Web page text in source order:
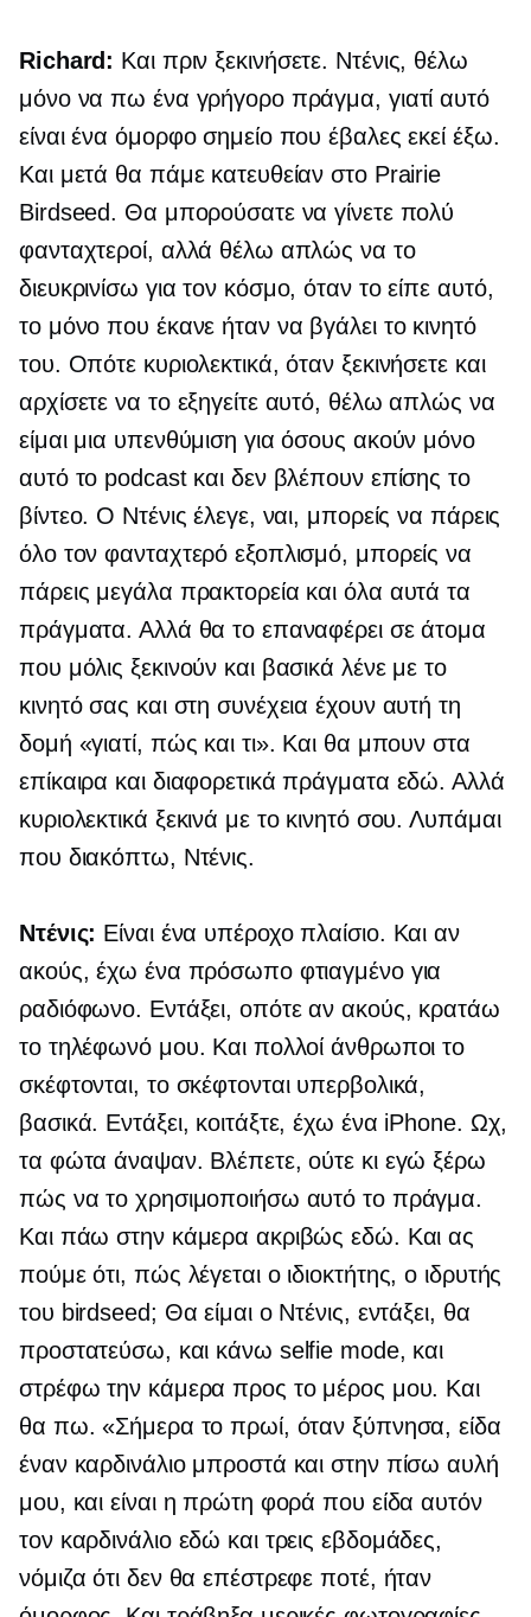
Richard: Και πριν ξεκινήσετε. Ντένις, θέλω
μόνο να πω ένα γρήγορο πράγμα, γιατί αυτό
είναι ένα όμορφο σημείο που έβαλες εκεί έξω.
Και μετά θα πάμε κατευθείαν στο Prairie
Birdseed. Θα μπορούσατε να γίνετε πολύ
φανταχτεροί, αλλά θέλω απλώς να το
διευκρινίσω για τον κόσμο, όταν το είπε αυτό,
το μόνο που έκανε ήταν να βγάλει το κινητό
του. Οπότε κυριολεκτικά, όταν ξεκινήσετε και
αρχίσετε να το εξηγείτε αυτό, θέλω απλώς να
είμαι μια υπενθύμιση για όσους ακούν μόνο
αυτό το podcast και δεν βλέπουν επίσης το
βίντεο. Ο Ντένις έλεγε, ναι, μπορείς να πάρεις
όλο τον φανταχτερό εξοπλισμό, μπορείς να
πάρεις μεγάλα πρακτορεία και όλα αυτά τα
πράγματα. Αλλά θα το επαναφέρει σε άτομα
που μόλις ξεκινούν και βασικά λένε με το
κινητό σας και στη συνέχεια έχουν αυτή τη
δομή «γιατί, πώς και τι». Και θα μπουν στα
επίκαιρα και διαφορετικά πράγματα εδώ. Αλλά
κυριολεκτικά ξεκινά με το κινητό σου. Λυπάμαι
που διακόπτω, Ντένις.
Ντένις: Είναι ένα υπέροχο πλαίσιο. Και αν
ακούς, έχω ένα πρόσωπο φτιαγμένο για
ραδιόφωνο. Εντάξει, οπότε αν ακούς, κρατάω
το τηλέφωνό μου. Και πολλοί άνθρωποι το
σκέφτονται, το σκέφτονται υπερβολικά,
βασικά. Εντάξει, κοιτάξτε, έχω ένα iPhone. Ωχ,
τα φώτα άναψαν. Βλέπετε, ούτε κι εγώ ξέρω
πώς να το χρησιμοποιήσω αυτό το πράγμα.
Και πάω στην κάμερα ακριβώς εδώ. Και ας
πούμε ότι, πώς λέγεται ο ιδιοκτήτης, ο ιδρυτής
του birdseed; Θα είμαι ο Ντένις, εντάξει, θα
προστατεύσω, και κάνω selfie mode, και
στρέφω την κάμερα προς το μέρος μου. Και
θα πω. «Σήμερα το πρωί, όταν ξύπνησα, είδα
έναν καρδινάλιο μπροστά και στην πίσω αυλή
μου, και είναι η πρώτη φορά που είδα αυτόν
τον καρδινάλιο εδώ και τρεις εβδομάδες,
νόμιζα ότι δεν θα επέστρεφε ποτέ, ήταν